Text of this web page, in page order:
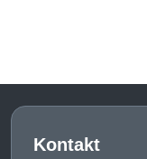
Kontakt